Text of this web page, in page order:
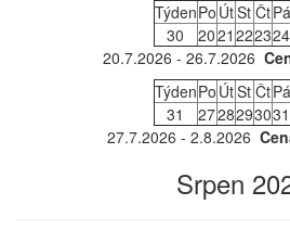
TýdenPo ÚtSt ČtPá
30
2021 222324
20.7.2026 - 26.7.2026
TýdenPo ÚtSt ČtPá
31
2728293031
27.7.2026 - 2.8.2026
Srpen